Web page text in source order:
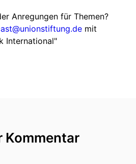
Anregungen für Themen?
mit
International"
Kommentar